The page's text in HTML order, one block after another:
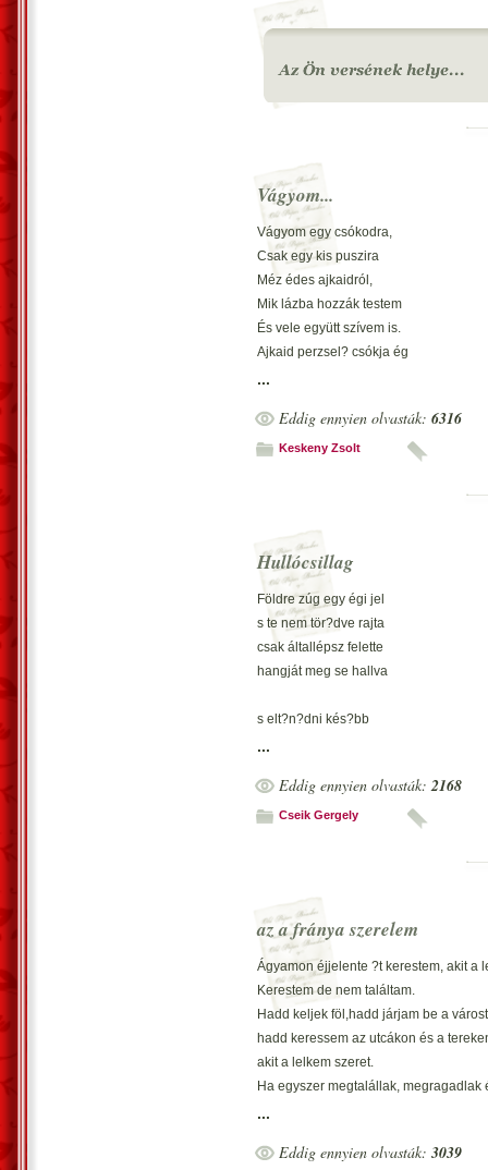
S szavaimat elemezvén,
Átkelsz az élet tengerén,
Az élet viharos tengerén,
Kelj át az élet tengerén!
Légy boldog, hisz ez erény,
Az élet már nem is oly kemény.
Vágyom...
Vágyom egy csókodra,
Csak egy kis puszira
Méz édes ajkaidról,
Mik lázba hozzák testem
És vele együtt szívem is.
Ajkaid perzsel? csókja ég
...
Eddig ennyien olvasták: 6316
Keskeny Zsolt
Hullócsillag
Földre zúg egy égi jel
s te nem tör?dve rajta
csak általlépsz felette
hangját meg se hallva
s elt?n?dni kés?bb
most mért tör?dne véled?
...
Eddig ennyien olvasták:2168
Cseik Gergely
az a fránya szerelem
Ágyamon éjjelente ?t kerestem, akit a
Kerestem de nem találtam.
Hadd keljek föl,hadd járjam be a
hadd keressem az utcákon és a
akit a lelkem szeret.
Ha egyszer megtalállak, megragadlak
Úgy érzem betege lettem a
...
Eddig ennyien olvasták: 3039